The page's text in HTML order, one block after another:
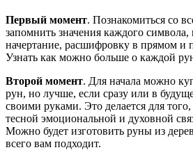
Первый момент. Познакомиться со
запомнить значения каждого символа,
начертание, расшифровку в прямом и
Узнать как можно больше о каждой
Второй момент. Для начала можно
рун, но лучше, если сразу или в
своими руками. Это делается для
тесной эмоциональной и духовной
Можно будет изготовить руны из
всего вам подходит.